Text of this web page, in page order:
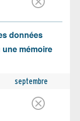
données
une mémoire
septembre